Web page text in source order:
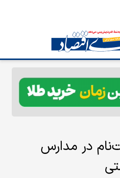
در مدارس